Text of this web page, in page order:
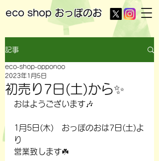
eco shop おっぽのお
記事
初売り7日(土)から✨
eco-shop-opponoo
2023年1月5日
おはようございます🎶
1月5日(木)　おっぽのおは7日(土)よ
り
営業致します☘️